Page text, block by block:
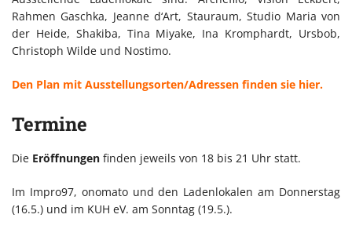
Rahmen Gaschka, Jeanne d‘Art, Stauraum, Studio Maria von
der Heide, Shakiba, Tina Miyake, Ina Kromphardt, Ursbob,
Christoph Wilde und Nostimo.
Den Plan mit Ausstellungsorten/Adressen finden sie hier.
Termine
Die Eröffnungen finden jeweils von 18 bis 21 Uhr statt.
Im Impro97, onomato und den Ladenlokalen am Donnerstag
(16.5.) und im KUH eV. am Sonntag (19.5.).